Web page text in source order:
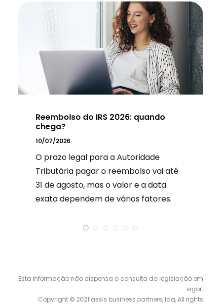
Reembolso do IRS 2026: quando
chega?
10/07/2026
O prazo legal para a Autoridade
Tributária pagar o reembolso vai até
31 de agosto, mas o valor e a data
exata dependem de vários fatores.
Esta informação não dispensa a consulta da legislação em
vigor.
Copyright © 2021 assis business partners, lda, All rights